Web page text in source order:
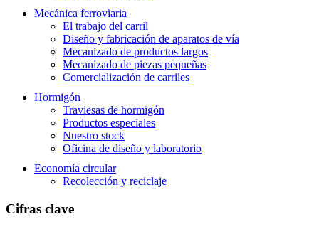
Mecánica ferroviaria
El trabajo del carril
Diseño y fabricación de aparatos de vía
Mecanizado de productos largos
Mecanizado de piezas pequeñas
Comercialización de carriles
Hormigón
Traviesas de hormigón
Productos especiales
Nuestro stock
Oficina de diseño y laboratorio
Economía circular
Recolección y reciclaje
Cifras clave